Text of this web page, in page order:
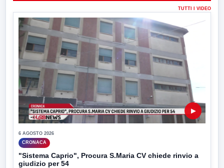
TUTTI I VIDEO
▶
6 AGOSTO 2026
CRONACA
"Sistema Caprio", Procura S.Maria CV chiede rinvio a
giudizio per 54